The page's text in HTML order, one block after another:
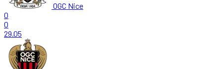
OGC Nice
0
0
29.05